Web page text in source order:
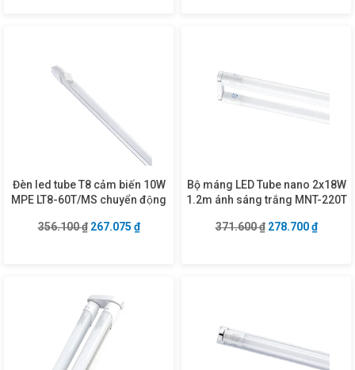
Đèn led tube T8 cảm biến 10W
MPE LT8-60T/MS chuyển động
356.100₫ Giá gốc là: 356.100 ₫.
267.075 ₫Giá hiện tại là: 267.075 ₫.
Bộ máng LED Tube nano 2x18W
1.2m ánh sáng trắng MNT-220T
371.600₫ Giá gốc là:
278.700₫Giá